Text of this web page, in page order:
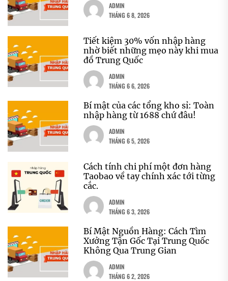
ADMIN
THÁNG 6 8, 2026
Tiết kiệm 30% vốn nhập hàng
nhờ biết những mẹo này khi mua
đồ Trung Quốc
ADMIN
THÁNG 6 6, 2026
Bí mật của các tổng kho sỉ: Toàn
nhập hàng từ 1688 chứ đâu!
ADMIN
THÁNG 6 5, 2026
Cách tính chi phí một đơn hàng
Taobao về tay chính xác tới từng
cắc.
ADMIN
THÁNG 6 3, 2026
Bí Mật Nguồn Hàng: Cách Tìm
Xưởng Tận Gốc Tại Trung Quốc
Không Qua Trung Gian
ADMIN
THÁNG 6 2, 2026